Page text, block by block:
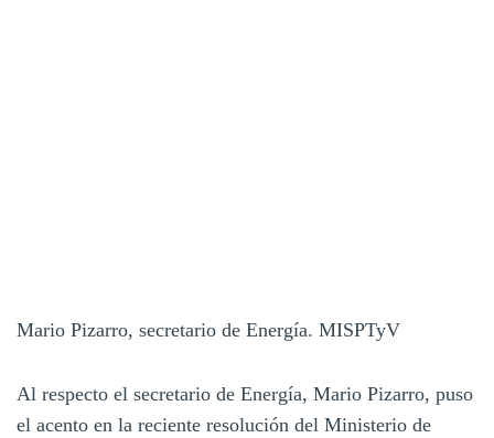
Mario Pizarro, secretario de Energía. MISPTyV
Al respecto el secretario de Energía, Mario Pizarro, puso
el acento en la reciente resolución del Ministerio de